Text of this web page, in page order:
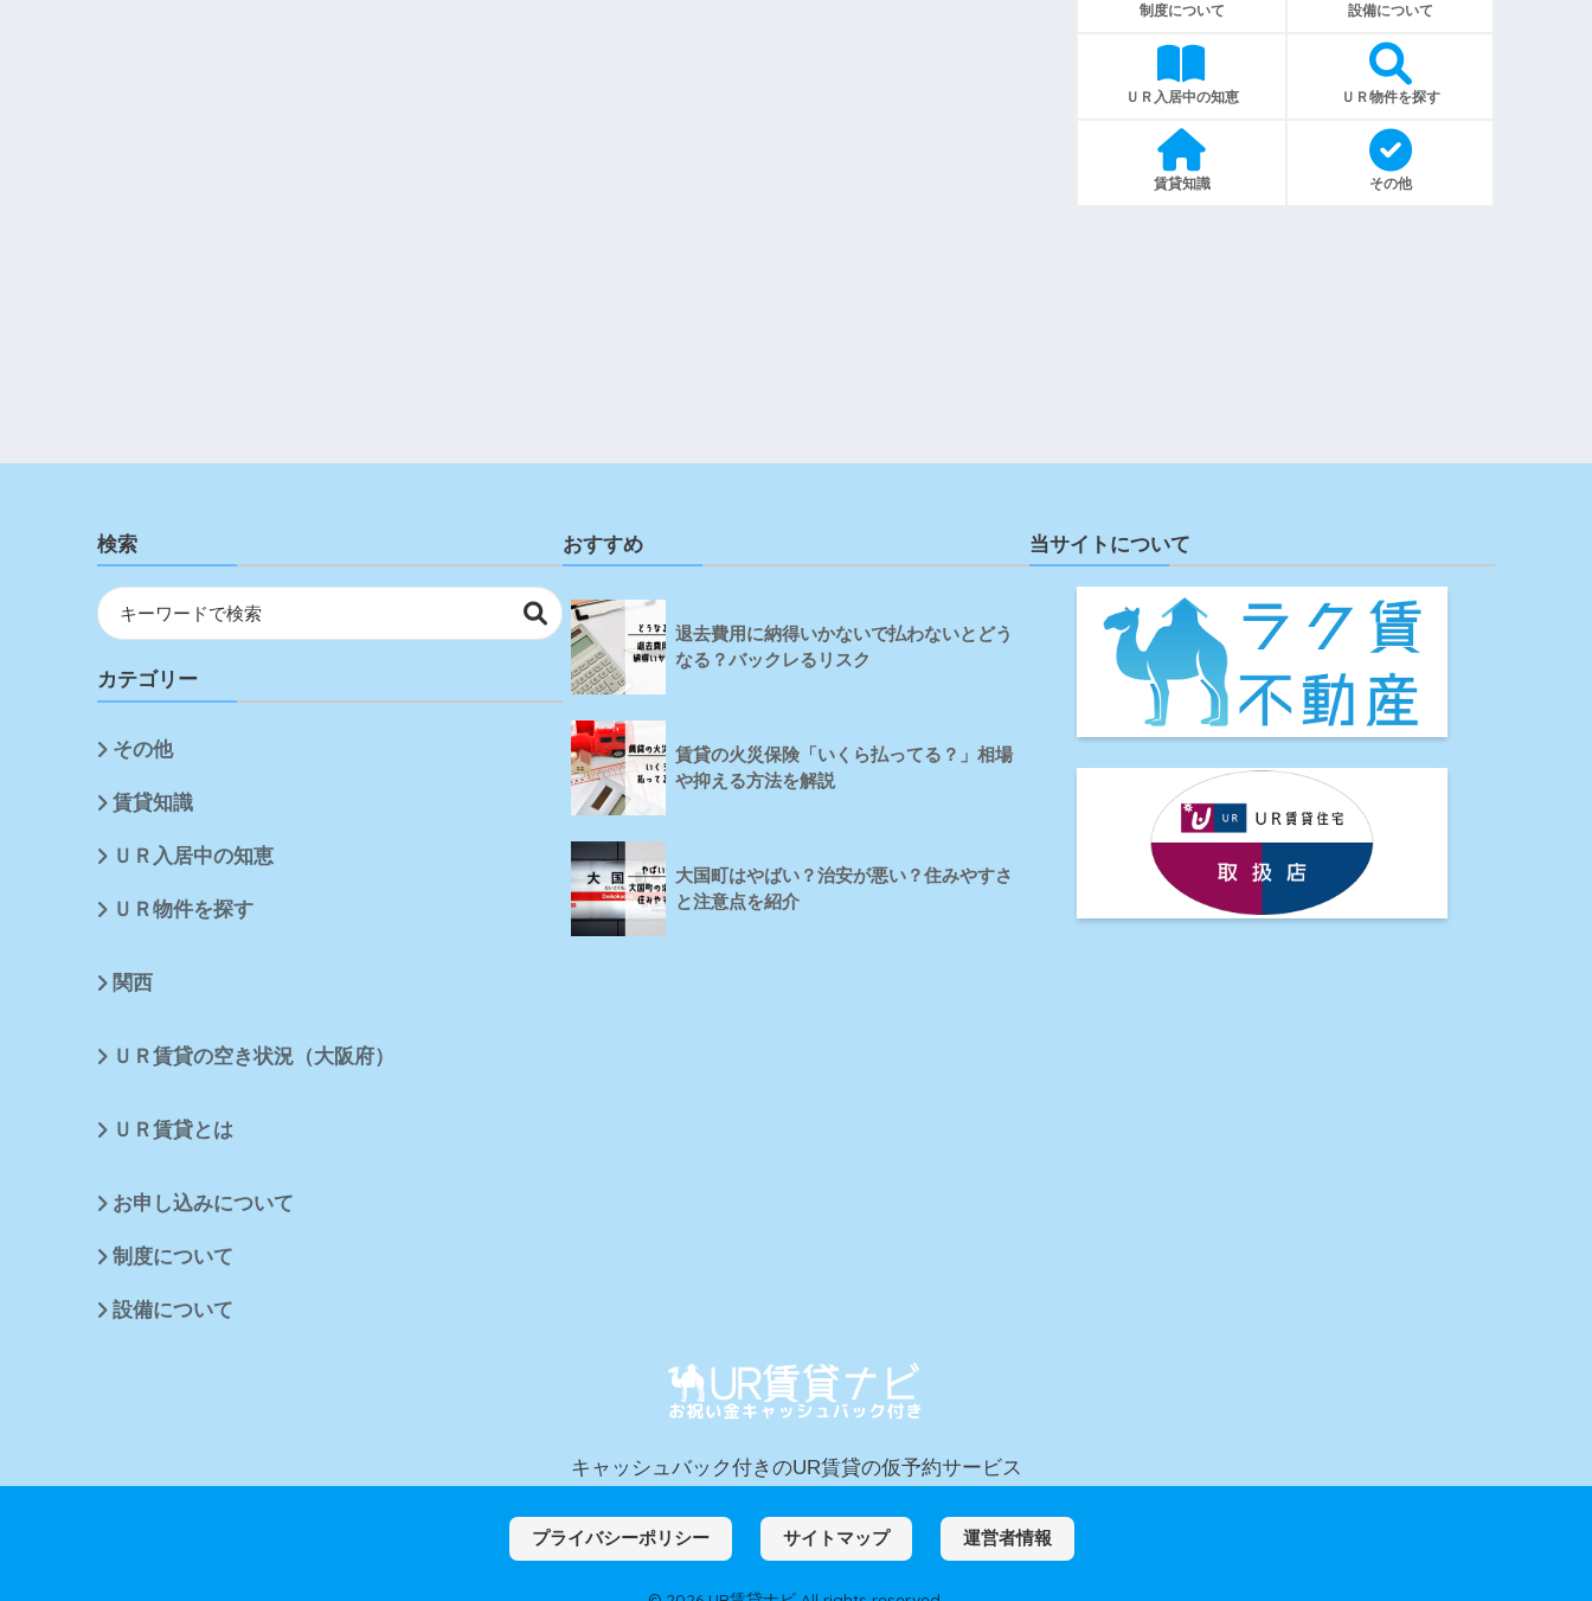
制度について 設備について
ＵＲ入居中の知恵 ＵＲ物件を探す
賃貸知識 その他
検索
カテゴリー
その他
賃貸知識
ＵＲ入居中の知恵
ＵＲ物件を探す
関西
ＵＲ賃貸の空き状況（大阪府）
ＵＲ賃貸とは
お申し込みについて
制度について
設備について
おすすめ
退去費用に納得いかないで払わないとどう
なる？バックレるリスク
賃貸の火災保険「いくら払ってる？」相場
や抑える方法を解説
大国町はやばい？治安が悪い？住みやすさ
と注意点を紹介
当サイトについて
キャッシュバック付きのUR賃貸の仮予約サービス
プライバシーポリシー サイトマップ 運営者情報